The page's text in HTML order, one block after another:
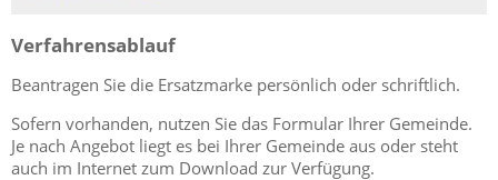
Verfahrensablauf
Beantragen Sie die Ersatzmarke persönlich oder schriftlich.
Sofern vorhanden, nutzen Sie das Formular Ihrer Gemeinde.
Je nach Angebot liegt es bei Ihrer Gemeinde aus oder steht
auch im Internet zum Download zur Verfügung.